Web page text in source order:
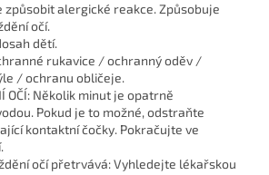
způsobit alergické reakce. Způsobuje
očí.
dětí.
rukavice / ochranný oděv /
/ ochranu obličeje.
OČÍ: Několik minut je opatrně
Pokud je to možné, odstraňte
kontaktní čočky. Pokračujte ve
očí přetrvává: Vyhledejte lékařskou